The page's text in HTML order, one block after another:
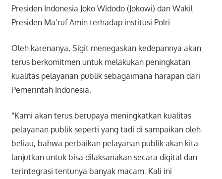
Presiden Indonesia Joko Widodo (Jokowi) dan Wakil
Presiden Ma’ruf Amin terhadap institusi Polri.
Oleh karenanya, Sigit menegaskan kedepannya akan
terus berkomitmen untuk melakukan peningkatan
kualitas pelayanan publik sebagaimana harapan dari
Pemerintah Indonesia.
“Kami akan terus berupaya meningkatkan kualitas
pelayanan publik seperti yang tadi di sampaikan oleh
beliau, bahwa perbaikan pelayanan publik akan kita
lanjutkan untuk bisa dilaksanakan secara digital dan
terintegrasi tentunya banyak macam. Kali ini